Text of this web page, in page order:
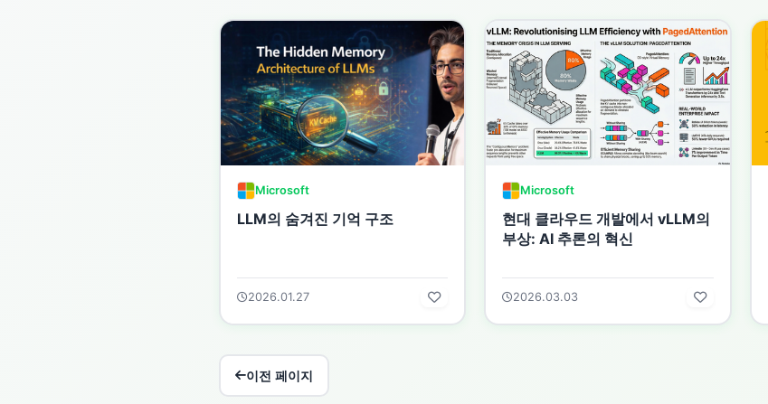
Microsoft
LLM의 숨겨진 기억 구조
2026.01.27
Microsoft
현대 클라우드 개발에서 vLLM의
부상: AI 추론의 혁신
2026.03.03
이전 페이지